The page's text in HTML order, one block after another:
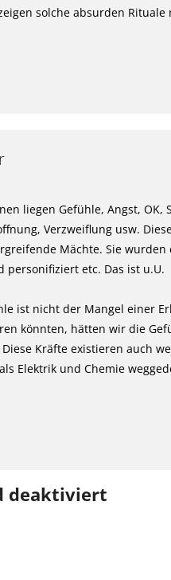
solche absurden Rituale
liegen Gefühle, Angst, OK,
Verzweiflung usw.
Mächte. Sie wurden
personifiziert etc. Das ist u.U.
ist nicht der Mangel einer
könnten, hätten wir die
Kräfte existieren auch
Elektrik und Chemie
deaktiviert